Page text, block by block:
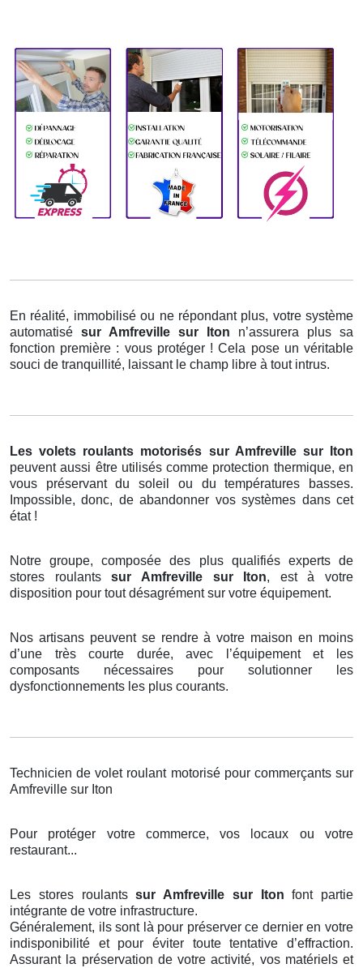
En réalité, immobilisé ou ne répondant plus, votre système
automatisé sur Amfreville sur Iton n’assurera plus sa
fonction première : vous protéger ! Cela pose un véritable
souci de tranquillité, laissant le champ libre à tout intrus.
Les volets roulants motorisés sur Amfreville sur Iton
peuvent aussi être utilisés comme protection thermique, en
vous préservant du soleil ou du températures basses.
Impossible, donc, de abandonner vos systèmes dans cet
état !
Notre groupe, composée des plus qualifiés experts de
stores roulantssur Amfreville sur Iton, est à votre
disposition pour tout désagrément sur votre équipement.
Nos artisans peuvent se rendre à votre maison en moins
d’une très courte durée, avec l’équipement et les
composants nécessaires pour solutionner les
dysfonctionnements les plus courants.
Technicien de volet roulant motorisé pour commerçants sur
Amfreville sur Iton
Pour protéger votre commerce, vos locaux ou votre
restaurant...
Les stores roulantssur Amfreville sur Itonfont partie
intégrante de votre infrastructure.
Généralement, ils sont là pour préserver ce dernier en votre
indisponibilité et pour éviter toute tentative d’effraction.
Assurant la préservation de votre activité, vos matériels et